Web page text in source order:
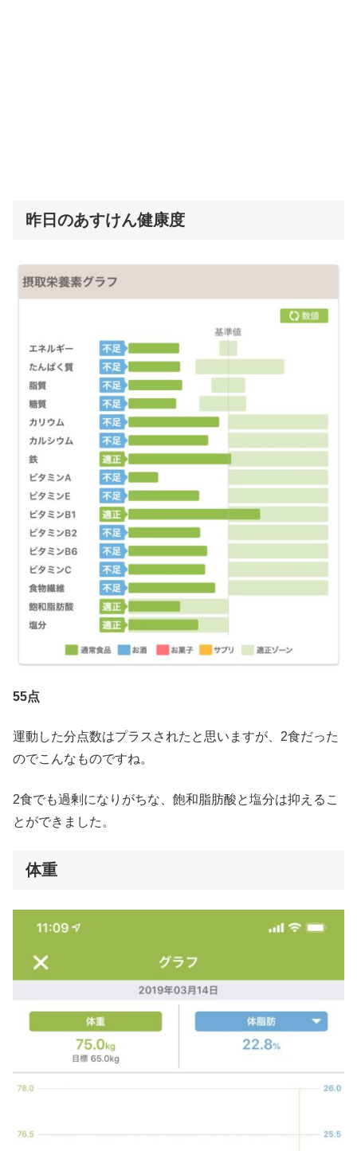
昨日のあすけん健康度
55点
運動した分点数はプラスされたと思いますが、2食だった
のでこんなものですね。
2食でも過剰になりがちな、飽和脂肪酸と塩分は抑えるこ
とができました。
体重